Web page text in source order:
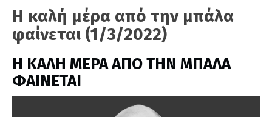
Η καλή μέρα από την μπάλα
φαίνεται (1/3/2022)
H ΚΑΛΗ ΜΕΡΑ ΑΠΟ ΤΗΝ ΜΠΑΛΑ
ΦΑΙΝΕΤΑΙ